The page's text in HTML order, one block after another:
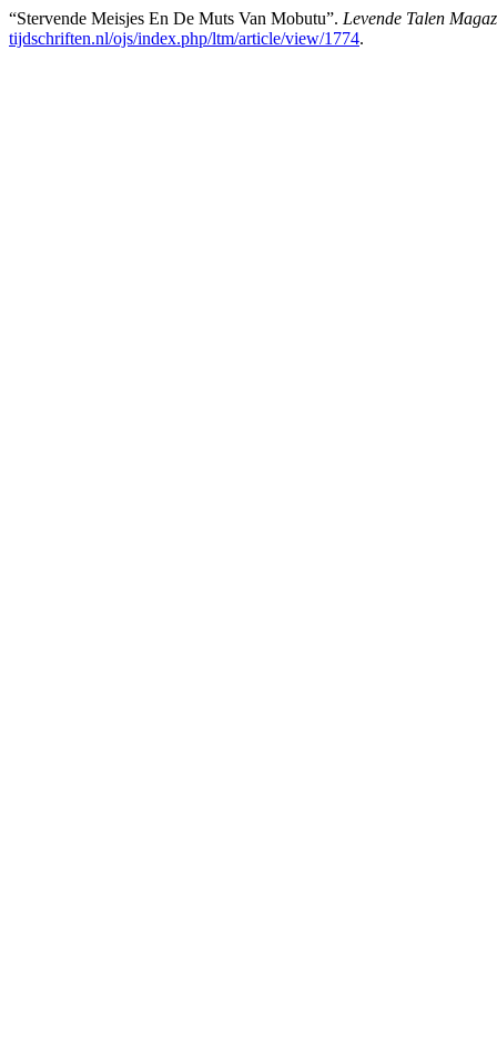
“Stervende Meisjes En De Muts Van Mobutu”. Levende Talen
tijdschriften.nl/ojs/index.php/ltm/article/view/1774.